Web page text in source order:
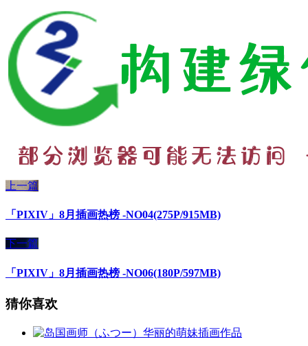
上一篇
「PIXIV」8月插画热榜 -NO04(275P/915MB)
下一篇
「PIXIV」8月插画热榜 -NO06(180P/597MB)
猜你喜欢